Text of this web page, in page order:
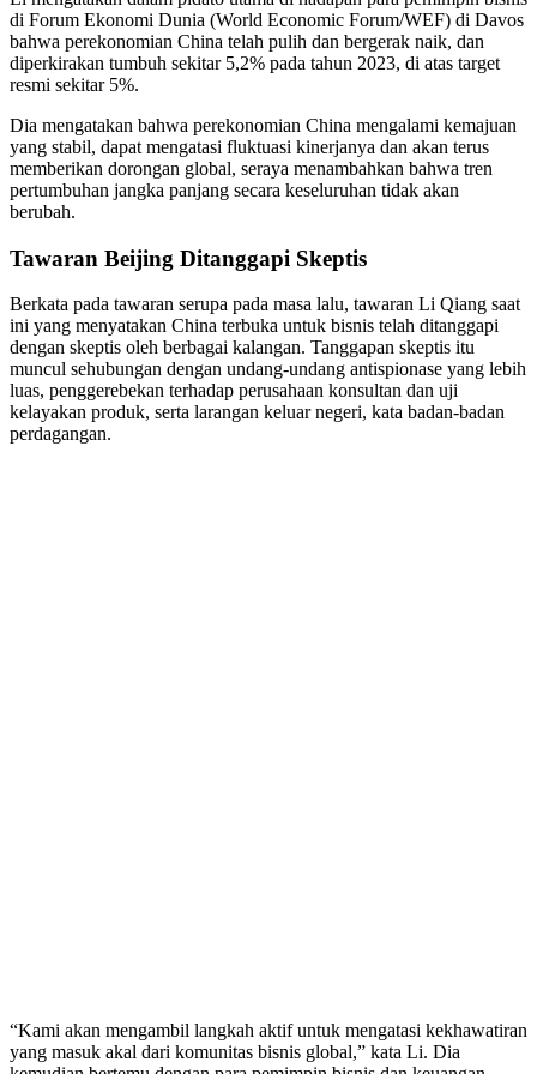
di Forum Ekonomi Dunia (World Economic Forum/WEF) di Davos
bahwa perekonomian China telah pulih dan bergerak naik, dan
diperkirakan tumbuh sekitar 5,2% pada tahun 2023, di atas target
resmi sekitar 5%.
Dia mengatakan bahwa perekonomian China mengalami kemajuan
yang stabil, dapat mengatasi fluktuasi kinerjanya dan akan terus
memberikan dorongan global, seraya menambahkan bahwa tren
pertumbuhan jangka panjang secara keseluruhan tidak akan
berubah.
Tawaran Beijing Ditanggapi Skeptis
Berkata pada tawaran serupa pada masa lalu, tawaran Li Qiang saat
ini yang menyatakan China terbuka untuk bisnis telah ditanggapi
dengan skeptis oleh berbagai kalangan. Tanggapan skeptis itu
muncul sehubungan dengan undang-undang antispionase yang lebih
luas, penggerebekan terhadap perusahaan konsultan dan uji
kelayakan produk, serta larangan keluar negeri, kata badan-badan
perdagangan.
“Kami akan mengambil langkah aktif untuk mengatasi kekhawatiran
yang masuk akal dari komunitas bisnis global,” kata Li. Dia